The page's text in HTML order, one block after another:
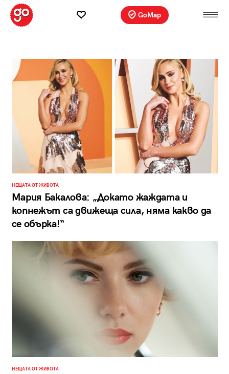
GoMap
НЕЩАТА ОТ ЖИВОТА
Мария Бакалова: „Докато жаждата и
копнежът са движеща сила, няма какво да
се обърка!“
НЕЩАТА ОТ ЖИВОТА